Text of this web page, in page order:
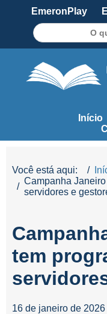
EmeronPlay
Início
Você está aqui:
Campanha
servidores e
tem
16 de janeiro de 2026